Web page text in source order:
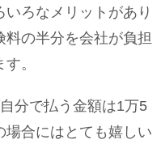
は？恋愛する上で大切なこ
ろなメリットがあり
料の半分を会社が負担
。
分で払う金額は1万5
合にはとても嬉しい